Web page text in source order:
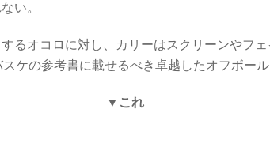
い。
るオコロに対し、カリーはスクリーンやフ
ケの参考書に載せるべき卓越したオフボール
▼これ